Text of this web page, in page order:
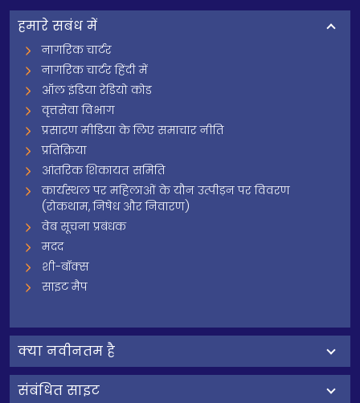
हमारे सबंध में
नागरिक चार्टर
नागरिक चार्टर हिंदी में
ऑल इंडिया रेडियो कोड
वृत्तसेवा विभाग
प्रसारण मीडिया के लिए समाचार नीति
प्रतिक्रिया
आंतरिक शिकायत समिति
कार्यस्थल पर महिलाओं के यौन उत्पीड़न पर विवरण
(रोकथाम, निषेध और निवारण)
वेब सूचना प्रबंधक
मदद
शी-बॉक्स
साइट मैप
क्‍या नवीनतम है
संबंधित साइट